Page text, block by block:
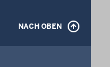
NACH OBEN